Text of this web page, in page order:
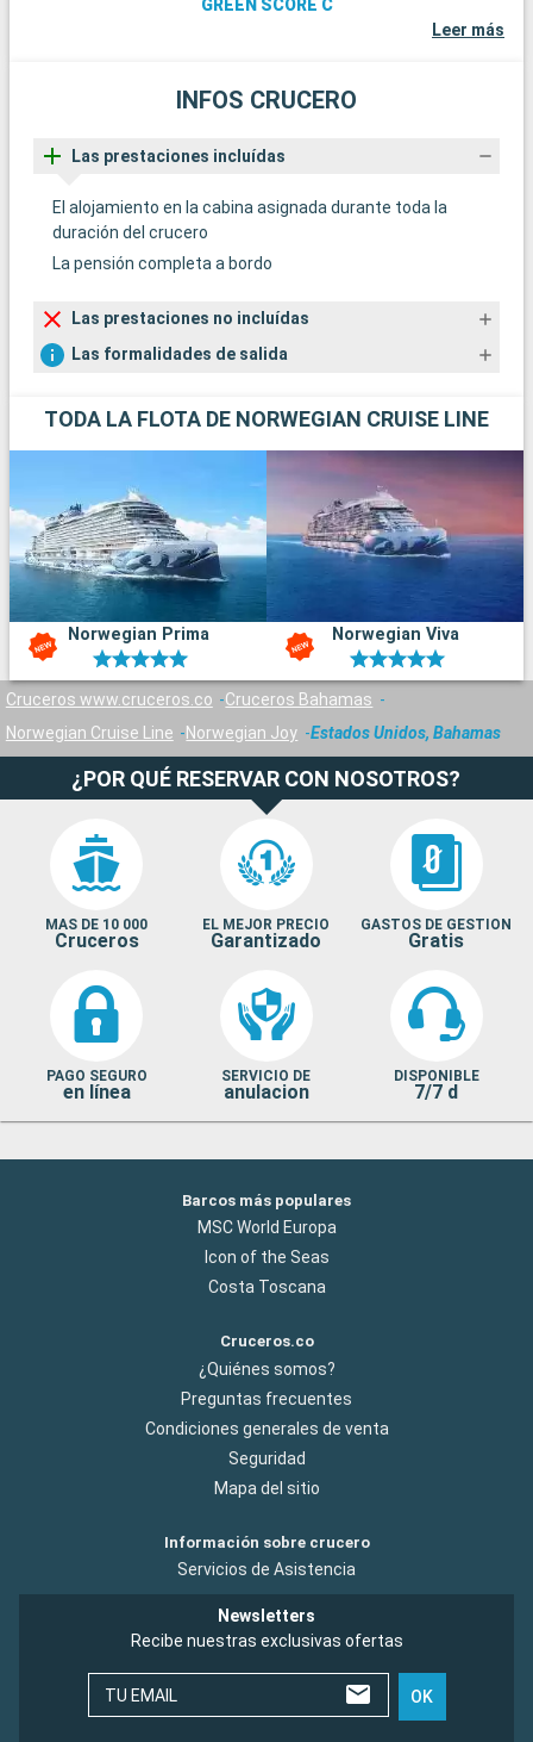
GREEN SCORE C
Leer más
INFOS CRUCERO
Las prestaciones incluídas
El alojamiento en la cabina asignada durante toda la
duración del crucero
La pensión completa a bordo
Las prestaciones no incluídas
Las formalidades de salida
TODA LA FLOTA DE NORWEGIAN CRUISE LINE
Norwegian Prima Norwegian Viva
Cruceros www.cruceros.co
Cruceros Bahamas
Norwegian Cruise Line
Norwegian Joy Estados Unidos, Bahamas
¿POR QUÉ RESERVAR CON NOSOTROS?
MAS DE 10 000
Cruceros
EL MEJOR PRECIO
Garantizado
GASTOS DE GESTION
Gratis
PAGO SEGURO
en línea
SERVICIO DE
anulacion
DISPONIBLE
7/7 d
Barcos más populares
MSC World Europa
Icon of the Seas
Costa Toscana
Cruceros.co
¿Quiénes somos?
Preguntas frecuentes
Condiciones generales de venta
Seguridad
Mapa del sitio
Información sobre crucero
Servicios de Asistencia
Newsletters
Recibe nuestras exclusivas ofertas
TU EMAIL OK